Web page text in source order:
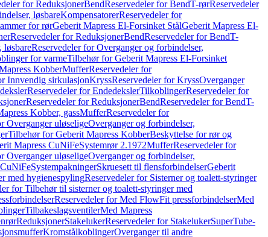
for ReduksjonerBendReservedeler for BendT-rørReservedeler
løsbareKompensatorerReservedeler for
for rørGeberit Mapress El-Forsinket StålGeberit Mapress El-
Reservedeler for ReduksjonerBendReservedeler for BendT-
løsbareReservedeler for Overganger og forbindelser,
for varmeTilbehør for Geberit Mapress El-Forsinket
KobberMufferReservedeler for
Innvendig sirkulasjonKryssReservedeler for KryssOverganger
Reservedeler for EndedekslerTilkoblingerReservedeler for
Reservedeler for ReduksjonerBendReservedeler for BendT-
Kobber, gassMufferReservedeler for
Overganger uløseligeOverganger og forbindelser,
Tilbehør for Geberit Mapress KobberBeskyttelse for rør og
Mapress CuNiFeSystemrør 2.1972MufferReservedeler for
Overganger uløseligeOverganger og forbindelser,
SystempakningerSkruesett til flensforbindelserGeberit
med hygienespylingReservedeler for Sisterner og toalett-styringer
for Tilbehør til sisterner og toalett-styringer med
Reservedeler for Med FlowFit pressforbindelserMed
TilbakeslagsventilerMed Mapress
ReduksjonerStakelukerReservedeler for StakelukerSuperTube-
KromstålkoblingerOverganger til andre